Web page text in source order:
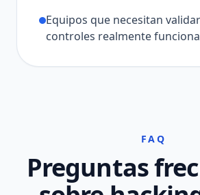
Equipos que necesitan
controles realmente
FAQ
Preguntas